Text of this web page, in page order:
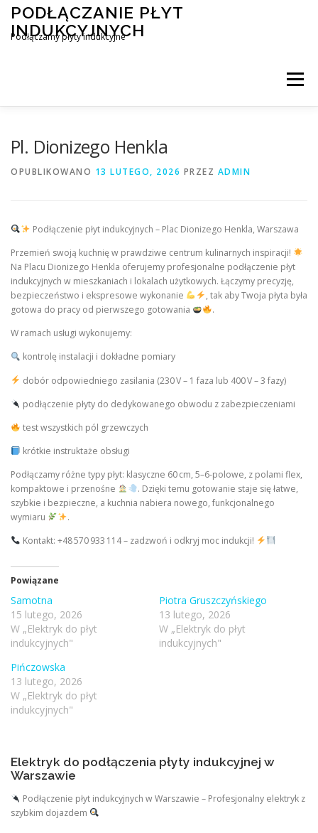
Przejdź
treści
PODŁĄCZANIE PŁYT
INDUKCYJNYCH
Podłączamy płyty indukcyjne
Menu
Pl. Dionizego Henkla
OPUBLIKOWANO 13 LUTEGO, 2026 PRZEZ ADMIN
Podłączenie płyt indukcyjnych – Plac Dionizego Henkla, Warszawa
Przemień swoją kuchnię w prawdziwe centrum kulinarnych inspiracji!
Na Placu Dionizego Henkla oferujemy profesjonalne podłączenie płyt
indukcyjnych w mieszkaniach i lokalach użytkowych. Łączymy precyzję,
bezpieczeństwo i ekspresowe wykonanie
, tak aby Twoja płyta była
gotowa do pracy od pierwszego gotowania
.
W ramach usługi wykonujemy:
kontrolę instalacji i dokładne pomiary
dobór odpowiedniego zasilania (230 V – 1 faza lub 400 V – 3 fazy)
podłączenie płyty do dedykowanego obwodu z zabezpieczeniami
test wszystkich pól grzewczych
krótkie instruktaże obsługi
Podłączamy różne typy płyt: klasyczne 60 cm, 5–6-polowe, z polami flex,
kompaktowe i przenośne
. Dzięki temu gotowanie staje się łatwe,
szybkie i bezpieczne, a kuchnia nabiera nowego, funkcjonalnego
wymiaru
.
Kontakt: +48 570 933 114 – zadzwoń i odkryj moc indukcji!
Powiązane
Samotna
15 lutego, 2026
W „Elektryk do płyt
indukcyjnych"
Piotra Gruszczyńskiego
13 lutego, 2026
W „Elektryk do płyt
indukcyjnych"
Pińczowska
13 lutego, 2026
W „Elektryk do płyt
indukcyjnych"
Elektryk do podłączenia płyty indukcyjnej w
Warszawie
Podłączenie płyt indukcyjnych w Warszawie – Profesjonalny elektryk z
szybkim dojazdem